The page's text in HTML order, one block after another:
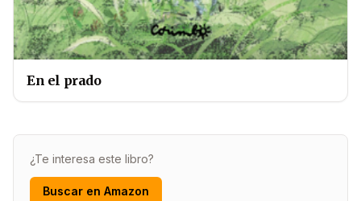
En el prado
¿Te interesa este libro?
Buscar en Amazon